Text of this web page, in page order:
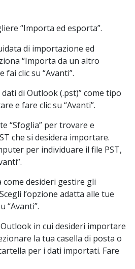
“Importa ed esporta”.
di importazione ed
“Importa da un altro
fai clic su “Avanti”.
dati di Outlook (.pst)” come tipo
e fare clic su “Avanti”.
“Sfoglia” per trovare e
che si desidera importare.
per individuare il file PST,
desideri gestire gli
l’opzione adatta alle tue
“Avanti”.
in cui desideri importare
la tua casella di posta o
per i dati importati. Fare